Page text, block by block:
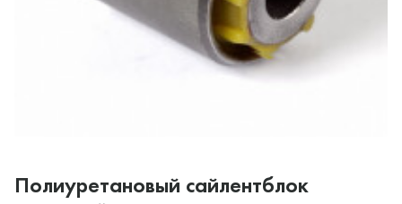
Полиуретановый сайлентблок